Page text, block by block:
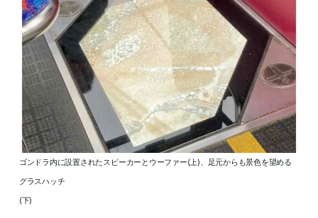
ゴンドラ内に設置されたスピーカーとウーファー(上)、足元からも景色を望める
グラスハッチ
(下)